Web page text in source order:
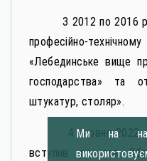
З 2012 по 2016
професійно-
«Лебединське вище
господарства» та
штукатур, столяр».
4 червня 2022
вступив до лав
Ми на